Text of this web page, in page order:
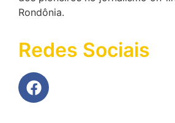
Rondônia.
Redes Sociais